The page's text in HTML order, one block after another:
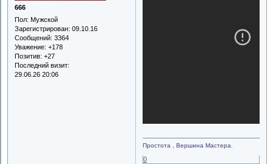
666
Пол: Мужской
Зарегистрирован: 09.10.16
Сообщений: 3364
Уважение: +178
Позитив: +27
Последний визит:
29.06.26 20:06
Простота , Вершина Мастера.
0